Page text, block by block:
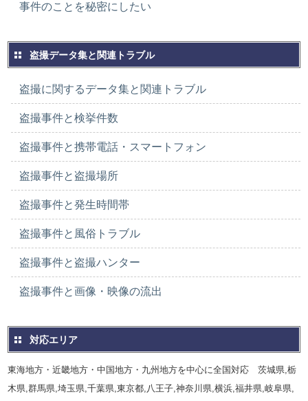
事件のことを秘密にしたい
盗撮データ集と関連トラブル
盗撮に関するデータ集と関連トラブル
盗撮事件と検挙件数
盗撮事件と携帯電話・スマートフォン
盗撮事件と盗撮場所
盗撮事件と発生時間帯
盗撮事件と風俗トラブル
盗撮事件と盗撮ハンター
盗撮事件と画像・映像の流出
対応エリア
東海地方・近畿地方・中国地方・九州地方を中心に全国対応 茨城県,栃
木県,群馬県,埼玉県,千葉県,東京都,八王子,神奈川県,横浜,福井県,岐阜県,